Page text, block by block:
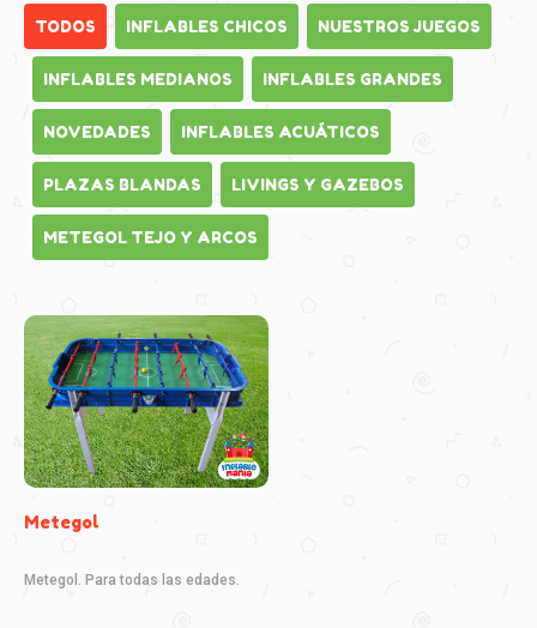
TODOS INFLABLES CHICOS NUESTROS JUEGOS
INFLABLES MEDIANOS INFLABLES GRANDES
NOVEDADES INFLABLES ACUÁTICOS
PLAZAS BLANDAS LIVINGS Y GAZEBOS
METEGOL TEJO Y ARCOS
Metegol
Metegol. Para todas las edades.